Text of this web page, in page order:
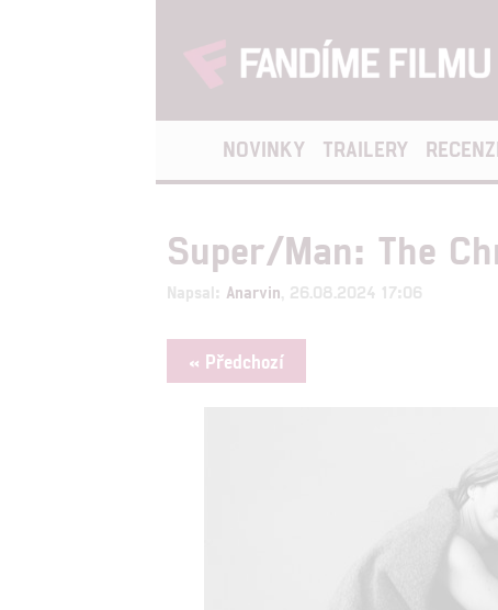
NOVINKY TRAILERY
Super/Man: The
Napsal: Anarvin , 26.08.2024 17:06
« Předchozí